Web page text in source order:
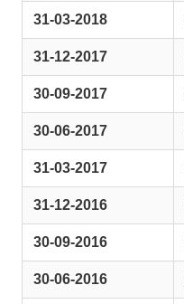
31-03-2018
31-12-2017
30-09-2017
30-06-2017
31-03-2017
31-12-2016
30-09-2016
30-06-2016